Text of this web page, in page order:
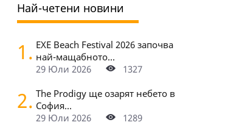
Най-четени новини
1. EXE Beach Festival 2026 започва
най-мащабното...
29 Юли 2026
1327
2. The Prodigy ще озарят небето в
София...
29 Юли 2026
1289